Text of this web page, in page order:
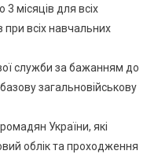
3 місяців для всіх
при всіх навчальних
служби за бажанням до
загальновійськову
України, які
облік та проходження